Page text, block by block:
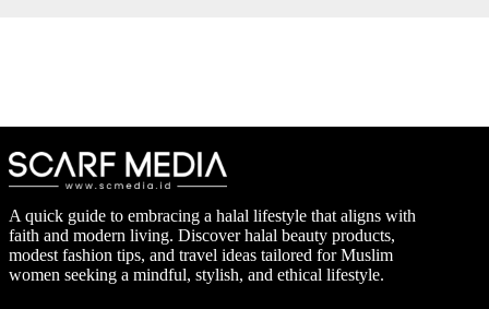
A quick guide to embracing a halal lifestyle that aligns with
faith and modern living. Discover halal beauty products,
modest fashion tips, and travel ideas tailored for Muslim
women seeking a mindful, stylish, and ethical lifestyle.